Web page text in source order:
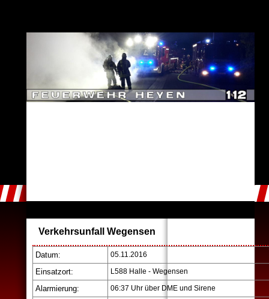
Verkehrsunfall Wegensen
Datum: 05.11.2016
Einsatzort: L588 Halle - Wegensen
Alarmierung: 06:37 Uhr über DME und Sirene